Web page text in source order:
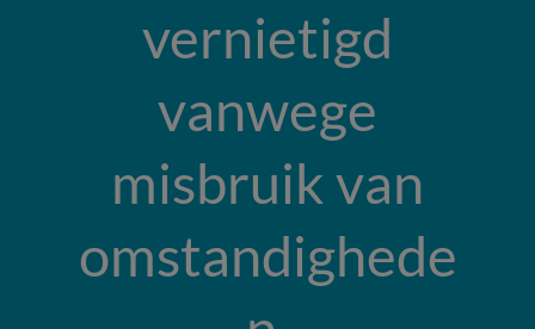
vernietigd
vanwege
misbruik van
omstandighede